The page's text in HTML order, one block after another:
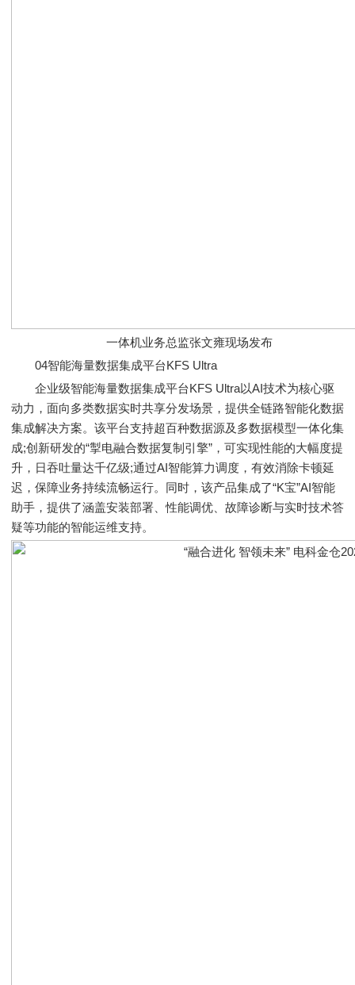
一体机业务总监张文雍现场发布
04智能海量数据集成平台KFS Ultra
企业级智能海量数据集成平台KFS Ultra以AI技术为核心驱
动力，面向多类数据实时共享分发场景，提供全链路智能化数据
集成解决方案。该平台支持超百种数据源及多数据模型一体化集
成;创新研发的“掣电融合数据复制引擎”，可实现性能的大幅度提
升，日吞吐量达千亿级;通过AI智能算力调度，有效消除卡顿延
迟，保障业务持续流畅运行。同时，该产品集成了“K宝”AI智能
助手，提供了涵盖安装部署、性能调优、故障诊断与实时技术答
疑等功能的智能运维支持。